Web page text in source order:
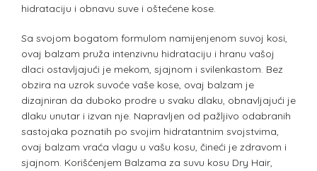
hidrataciju i obnavu suve i oštećene kose.
Sa svojom bogatom formulom namijenjenom suvoj kosi,
ovaj balzam pruža intenzivnu hidrataciju i hranu vašoj
dlaci ostavljajući je mekom, sjajnom i svilenkastom. Bez
obzira na uzrok suvoće vaše kose, ovaj balzam je
dizajniran da duboko prodre u svaku dlaku, obnavljajući je
dlaku unutar i izvan nje. Napravljen od pažljivo odabranih
sastojaka poznatih po svojim hidratantnim svojstvima,
ovaj balzam vraća vlagu u vašu kosu, čineći je zdravom i
sjajnom. Korišćenjem Balzama za suvu kosu Dry Hair,